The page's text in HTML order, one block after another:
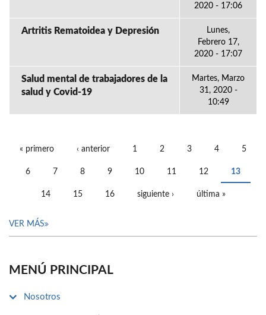
2020 - 17:06
Artritis Rematoidea y Depresión
Lunes,
Febrero 17,
2020 - 17:07
Salud mental de trabajadores de la
salud y Covid-19
Martes, Marzo
31, 2020 -
10:49
« primero ‹ anterior 1 2 3 4 5
6 7 8 9 10 11 12 13
14 15 16 siguiente › última »
VER MÁS
MENÚ PRINCIPAL
Nosotros